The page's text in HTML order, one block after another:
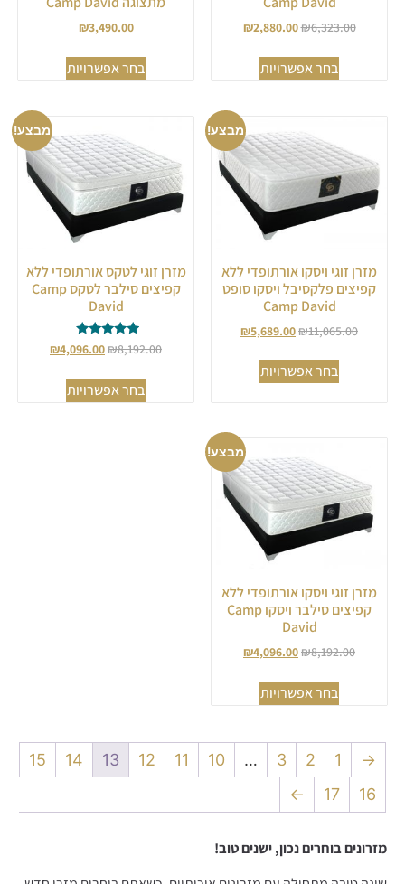
₪6,323.00
₪2,880.00
בחר אפשרויות
₪3,490.00
בחר אפשרויות
מבצע!
מזרן זוגי ויסקו אורתופדי ללא
קפיצים פלקסיבל ויסקו סופט
Camp David
₪11,065.00
₪5,689.00
בחר אפשרויות
מבצע!
מזרן זוגי לטקס אורתופדי ללא
קפיצים סילבר לטקס Camp
David
דורג
5.00
₪8,192.00
₪4,096.00
בחר אפשרויות
מבצע!
מזרן זוגי ויסקו אורתופדי ללא
קפיצים סילבר ויסקו Camp
David
₪8,192.00
₪4,096.00
בחר אפשרויות
→
1
2
3
…
10
11
12
13
14
15
16
17
←
מזרונים בוחרים נכון, ישנים טוב!